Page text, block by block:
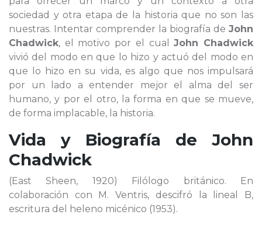
sociedad y otra etapa de la historia que no son las
nuestras. Intentar comprender la biografía de John
Chadwick, el motivo por el cualJohn Chadwick
vivió del modo en que lo hizo y actuó del modo en
que lo hizo en su vida, es algo que nos impulsará
por un lado a entender mejor el alma del ser
humano, y por el otro, la forma en que se mueve,
de forma implacable, la historia.
Vida y Biografía de John
Chadwick
(East Sheen, 1920) Filólogo británico. En
colaboración con M. Ventris, descifró la lineal B,
escritura del heleno micénico (1953).